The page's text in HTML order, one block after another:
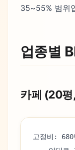
35~55% 범위
업종별
카페 (20평
고정비: 680